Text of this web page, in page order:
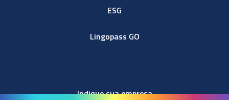
ESG
Lingopass GO
Indique sua empresa